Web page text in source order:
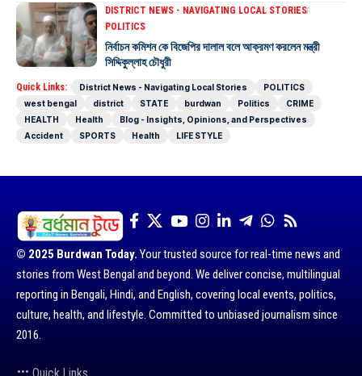
DISTRICT NEWS - NAVIGATING LOCAL STORIES
POLITICS
নির্বাচন কমিশন কে বিজেপির দালাল বলে আক্রমণ করলেন মন্ত্রী
সিদ্দিকুল্লাহ চৌধুরী
Quick Links: District News - Navigating Local Stories
POLITICS
west bengal
district STATE burdwan Politics
CRIME
HEALTH
Health
Blog - Insights, Opinions, and Perspectives
Accident
SPORTS Health LIFE STYLE
© 2025 Burdwan Today. Your trusted source for real-time news and
stories from West Bengal and beyond. We deliver concise, multilingual
reporting in Bengali, Hindi, and English, covering local events, politics,
culture, health, and lifestyle. Committed to unbiased journalism since
2016.